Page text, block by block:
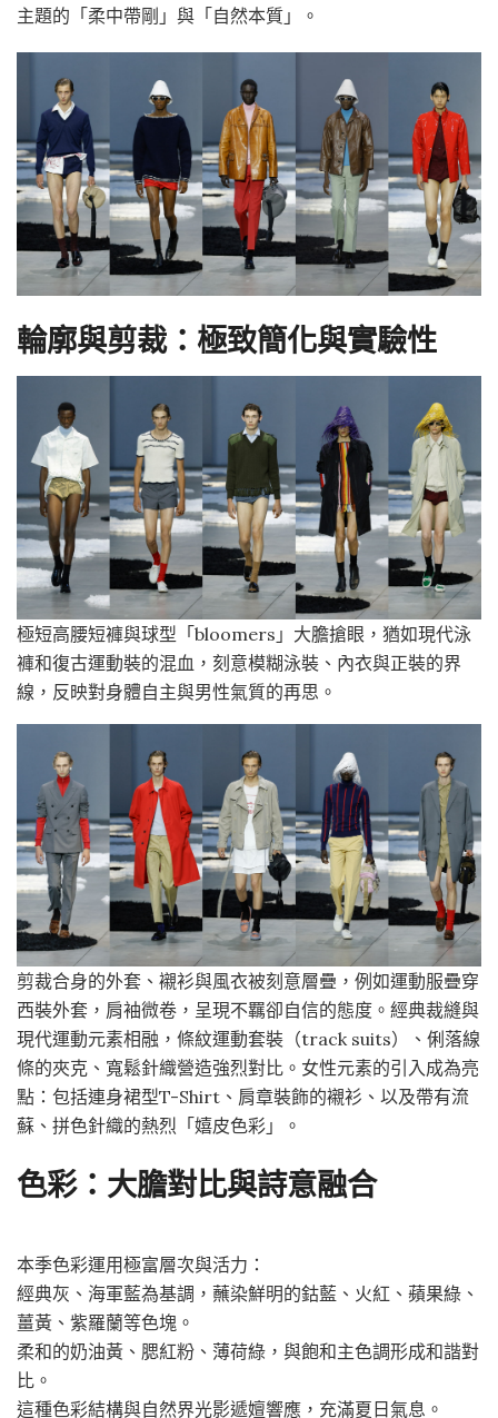
主題的「柔中帶剛」與「自然本質」
。
輪廓與剪裁：極致簡化與實驗性
極短高腰短褲與球型「bloomers」大膽搶眼，猶如現代泳
褲和復古運動裝的混血，刻意模糊泳裝、內衣與正裝的界
線，反映對身體自主與男性氣質的再思。
剪裁合身的外套、襯衫與風衣被刻意層疊，例如運動服疊穿
西裝外套，肩袖微卷，呈現不羈卻自信的態度。經典裁縫與
現代運動元素相融，條紋運動套裝（track suits）、俐落線
條的夾克、寬鬆針織營造強烈對比。女性元素的引入成為亮
點：包括連身裙型T-Shirt、肩章裝飾的襯衫、以及帶有流
蘇、拼色針織的熱烈「嬉皮色彩」。
色彩：大膽對比與詩意融合
本季色彩運用極富層次與活力：
經典灰、海軍藍為基調，蘸染鮮明的鈷藍、火紅、蘋果綠、
薑黃、紫羅蘭等色塊。
柔和的奶油黃、腮紅粉、薄荷綠，與飽和主色調形成和諧對
比。
這種色彩結構與自然界光影遞嬗響應，充滿夏日氣息。